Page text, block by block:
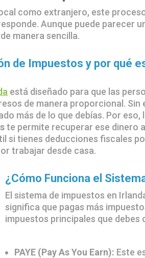
como extranjero, este
Aunque puede parecer
manera sencilla.
de Impuestos y por qué
está diseñado para que las
de manera proporcional. Sin
más de lo que debías. Por eso,
te permite recuperar ese dinero
si tienes deducciones fiscales
trabajar desde casa.
¿Cómo Funciona el
El sistema de impuestos en
significa que pagas más
impuestos principales que debes
PAYE (Pay As You Earn): Este